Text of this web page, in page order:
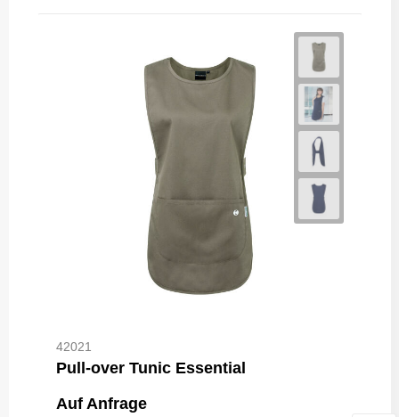
42021
Pull-over Tunic Essential
Auf Anfrage